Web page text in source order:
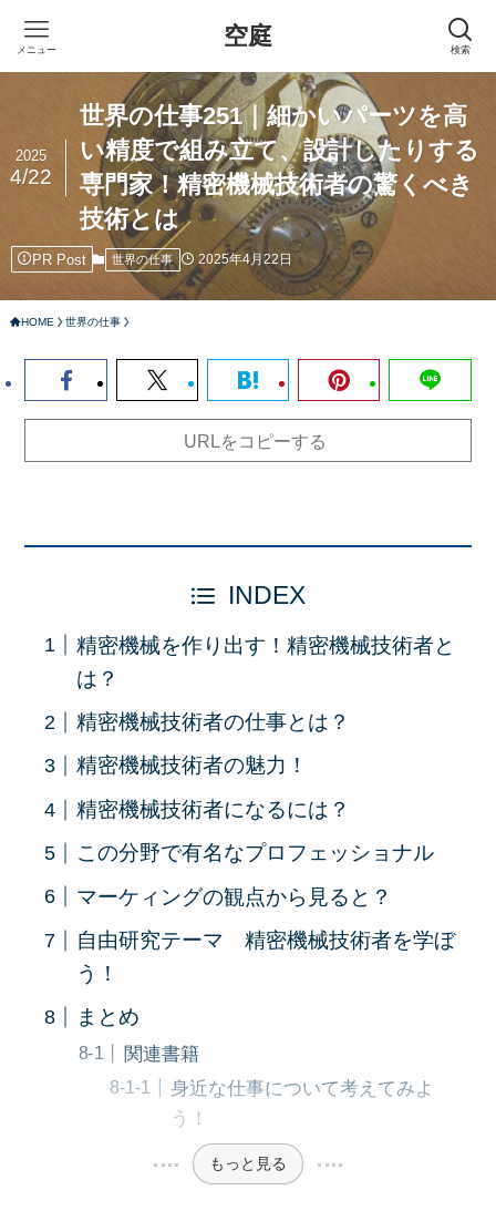
空庭 検索
メニュー
世界の仕事251｜細かいパーツを高
い精度で組み立て、設計したりする
専門家！精密機械技術者の驚くべき
技術とは
2025
4/22
PR Post 世界の仕事 2025年4月22日
HOME 世界の仕事
URLをコピーする
INDEX
精密機械を作り出す！精密機械技術者と
は？
精密機械技術者の仕事とは？
精密機械技術者の魅力！
精密機械技術者になるには？
この分野で有名なプロフェッショナル
マーケィングの観点から見ると？
自由研究テーマ 精密機械技術者を学ぼ
う！
まとめ
関連書籍
身近な仕事について考えてみよ
う！
もっと見る